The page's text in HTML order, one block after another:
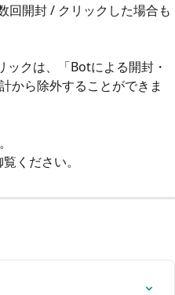
回開封 / クリックした場合も
クは、「Botによる開封・
から除外することができま
ください。